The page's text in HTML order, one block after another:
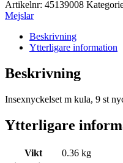
Artikelnr: 45139008
Mejslar
Beskrivning
Ytterligare information
Beskrivning
Insexnyckelset m kula, 9 st
Ytterligare
Vikt
0.36 kg